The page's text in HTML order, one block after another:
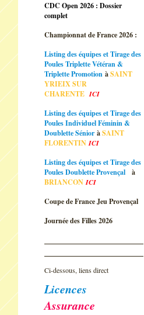
CDC Open 2026 : Dossier
complet
Championnat de France 2026 :
Listing des équipes et Tirage des
Poules Triplette Vétéran &
Triplette Promotion àSAINT
YRIEIX SUR
CHARENTEICI
Listing des équipes et Tirage des
Poules Individuel Féminin &
Doublette Sénior àSAINT
FLORENTINICI
Listing des équipes et Tirage des
Poules Doublette Provençal
à
BRIANCONICI
Coupe de France Jeu Provençal
Journée des Filles 2026
Ci-dessous, liens direct
Licences
Assurance